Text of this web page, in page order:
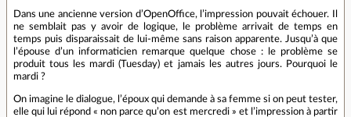
Dans une ancienne version d’OpenOffice, l’impression pouvait échouer. Il
ne semblait pas y avoir de logique, le problème arrivait de temps en
temps puis disparaissait de lui-même sans raison apparente. Jusqu’à que
l’épouse d’un informaticien remarque quelque chose : le problème se
produit tous les mardi (Tuesday) et jamais les autres jours. Pourquoi le
mardi ?
On imagine le dialogue, l’époux qui demande à sa femme si on peut tester,
elle qui lui répond « non parce qu’on est mercredi » et l’impression à partir